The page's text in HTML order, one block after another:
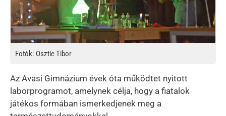
Fotók: Osztie Tibor
Az Avasi Gimnázium évek óta működtet nyitott
laborprogramot, amelynek célja, hogy a fiatalok
játékos formában ismerkedjenek meg a